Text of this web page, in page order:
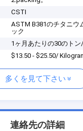
CSTI
ASTM B381のチタニウ
ック
1ヶ月あたりの30のトン
$13.50 - $25.50/
多くを見て下さい
連絡先の詳細